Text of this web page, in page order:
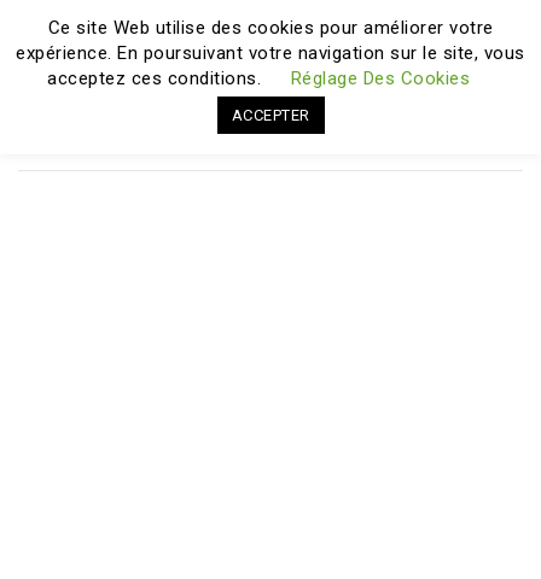
BIENVENUE SUR AGREMENT-QUALITE.FR
Réglez Vos Achats En 3 Fois Sans Frais !
Ce site Web utilise des cookies pour améliorer votre
expérience. En poursuivant votre navigation sur le site, vous
acceptez ces conditions.
Réglage Des Cookies
ACCEPTER